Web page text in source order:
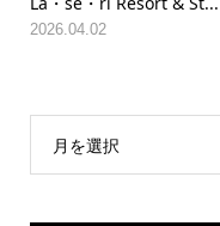
2026.04.02